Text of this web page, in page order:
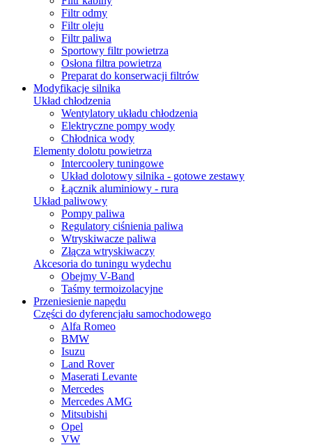
Filtr odmy
Filtr oleju
Filtr paliwa
Sportowy filtr powietrza
Osłona filtra powietrza
Preparat do konserwacji filtrów
Modyfikacje silnika
Układ chłodzenia
Wentylatory układu chłodzenia
Elektryczne pompy wody
Chłodnica wody
Elementy dolotu powietrza
Intercoolery tuningowe
Układ dolotowy silnika - gotowe zestawy
Łącznik aluminiowy - rura
Układ paliwowy
Pompy paliwa
Regulatory ciśnienia paliwa
Wtryskiwacze paliwa
Złącza wtryskiwaczy
Akcesoria do tuningu wydechu
Obejmy V-Band
Taśmy termoizolacyjne
Przeniesienie napędu
Części do dyferencjału samochodowego
Alfa Romeo
BMW
Isuzu
Land Rover
Maserati Levante
Mercedes
Mercedes AMG
Mitsubishi
Opel
VW